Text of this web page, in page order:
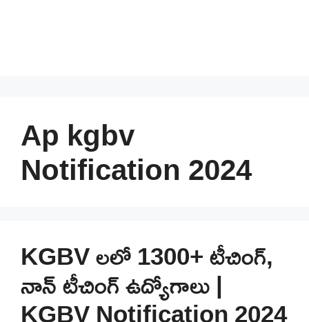
Ap kgbv
Notification 2024
KGBV లలో 1300+ టీచింగ్,
నాన్ టీచింగ్ ఉద్యోగాలు |